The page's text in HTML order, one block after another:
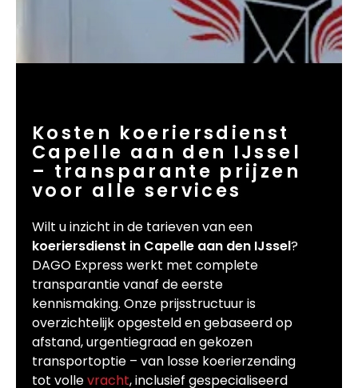
Kosten koeriersdienst
Capelle aan den IJssel
– transparante prijzen
voor alle services
Wilt u inzicht in de tarieven van een
koeriersdienst in Capelle aan den IJssel?
DAGO Express werkt met complete
transparantie vanaf de eerste
kennismaking. Onze prijsstructuur is
overzichtelijk opgesteld en gebaseerd op
afstand, urgentiegraad en gekozen
transportoptie – van losse koerierzending
tot vollevracht, inclusief gespecialiseerd